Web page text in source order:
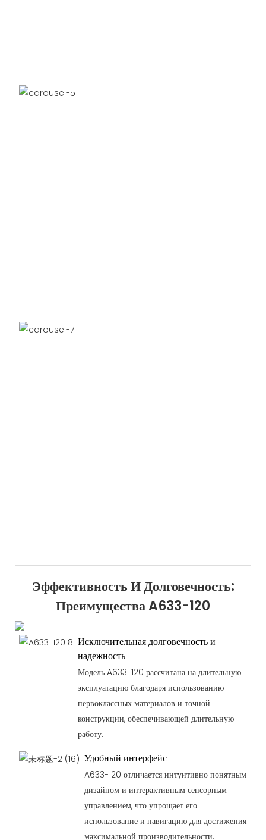
Эффективность И Долговечность:
Преимущества A633-120
Исключительная долговечность и
надежность
Модель A633-120 рассчитана на длительную
эксплуатацию благодаря использованию
первоклассных материалов и точной
конструкции, обеспечивающей длительную
работу.
Удобный интерфейс
A633-120 отличается интуитивно понятным
дизайном и интерактивным сенсорным
управлением, что упрощает его
использование и навигацию для достижения
максимальной производительности.